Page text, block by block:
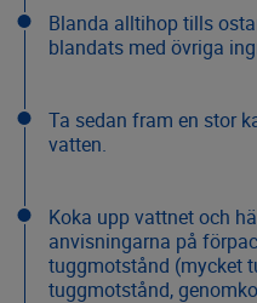
Blanda alltihop tills
blandats med övriga
Ta sedan fram en stor
vatten.
Koka upp vattnet och
anvisningarna på
tuggmotstånd (mycket
tuggmotstånd,